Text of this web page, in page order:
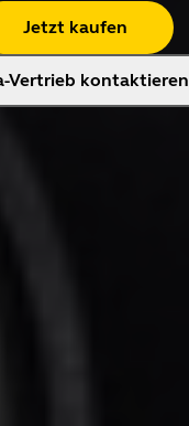
Jetzt kaufen
Vertrieb kontaktieren